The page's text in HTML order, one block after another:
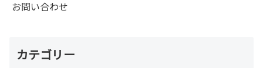
お問い合わせ
カテゴリー